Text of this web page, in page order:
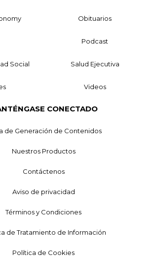
Obituarios
Podcast
Social Salud Ejecutiva
Videos
CONECTADO
de Generación de Contenidos
Nuestros Productos
Contáctenos
Aviso de privacidad
Términos y Condiciones
de Tratamiento de Información
Política de Cookies